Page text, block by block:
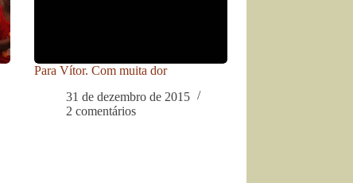
Para Vítor. Com muita dor
31 de dezembro de 2015
2 comentários